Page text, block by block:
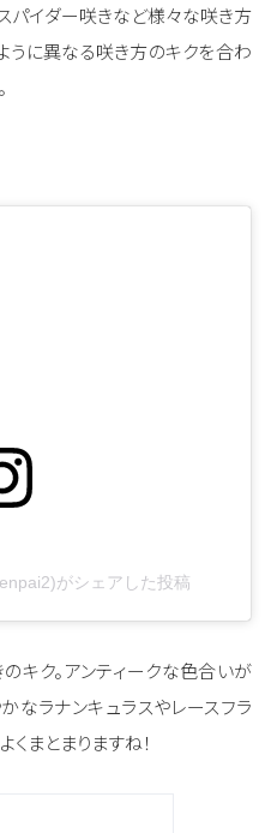
パイダー咲きなど様々な咲き方
うに異なる咲き方のキクを合わ
がシェアした投稿
キク。アンティークな色合いが
なラナンキュラスやレースフラ
まとまりますね！